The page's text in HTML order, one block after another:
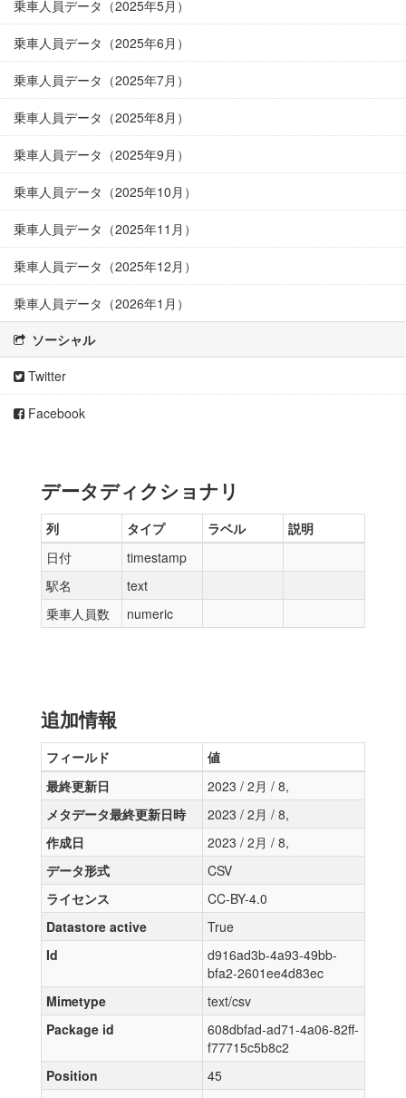
乗車人員データ（2025年5月）
乗車人員データ（2025年6月）
乗車人員データ（2025年7月）
乗車人員データ（2025年8月）
乗車人員データ（2025年9月）
乗車人員データ（2025年10月）
乗車人員データ（2025年11月）
乗車人員データ（2025年12月）
乗車人員データ（2026年1月）
ソーシャル
Twitter
Facebook
データディクショナリ
列 タイプ ラベル
説明
日付
timestamp
駅名
text
乗車人員数
numeric
追加情報
フィールド
値
最終更新日
2023 / 2月 / 8,
メタデータ最終更新日時
2023 / 2月 / 8,
作成日
2023 / 2月 / 8,
データ形式
CSV
ライセンス
CC-BY-4.0
Datastore active
True
Id
d916ad3b-4a93-49bb-
bfa2-2601ee4d83ec
Mimetype
text/csv
Package id
608dbfad-ad71-4a06-82ff-
f77715c5b8c2
Position
45